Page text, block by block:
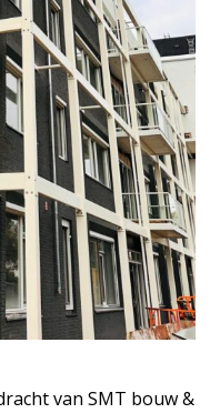
van SMT bouw &